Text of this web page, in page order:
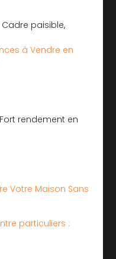
paisible,
à Vendre en
rendement en
Votre Maison Sans
particuliers :